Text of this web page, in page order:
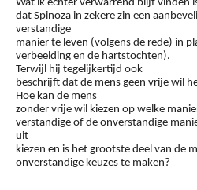
Wat ik echter verwarrend blijf vinden
dat Spinoza in zekere zin een
verstandige
manier te leven (volgens de rede) in
verbeelding en de hartstochten).
Terwijl hij tegelijkertijd ook
beschrijft dat de mens geen vrije wil
Hoe kan de mens
zonder vrije wil kiezen op welke
verstandige of de onverstandige
uit
kiezen en is het grootste deel van de
onverstandige keuzes te maken?